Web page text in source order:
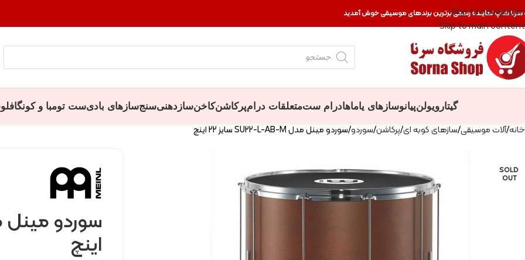
Skip to navigation
Skip to main content
سرنا شاپ نماینده رسمی برترین برندهای موسیقی خوش آمدید
گیتار ویولنپیانوسازهای یاماهادرام ستمتعلقات درامپرکاشنکاخنسازدهنیسنجسازهای بادیست تومبا و کونگا
خانه آلات موسیقی سازهای کوبه ای پرکاشن سوردو سوردو مینل مدل SU22-L-AB-M سایز 22 اینچ
SOLD
OUT
اینچ